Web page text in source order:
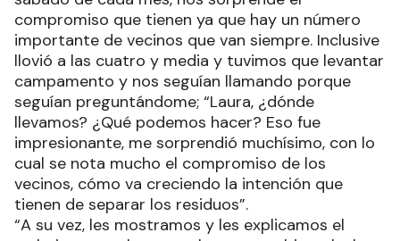
compromiso que tienen ya que hay un número
importante de vecinos que van siempre. Inclusive
llovió a las cuatro y media y tuvimos que levantar
campamento y nos seguían llamando porque
seguían preguntándome; “Laura, ¿dónde
llevamos? ¿Qué podemos hacer? Eso fue
impresionante, me sorprendió muchísimo, con lo
cual se nota mucho el compromiso de los
vecinos, cómo va creciendo la intención que
tienen de separar los residuos”.
“A su vez, les mostramos y les explicamos el